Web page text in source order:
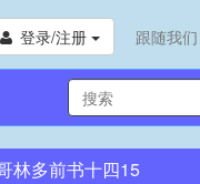
登录/注册 跟随我们
林多前书十四15